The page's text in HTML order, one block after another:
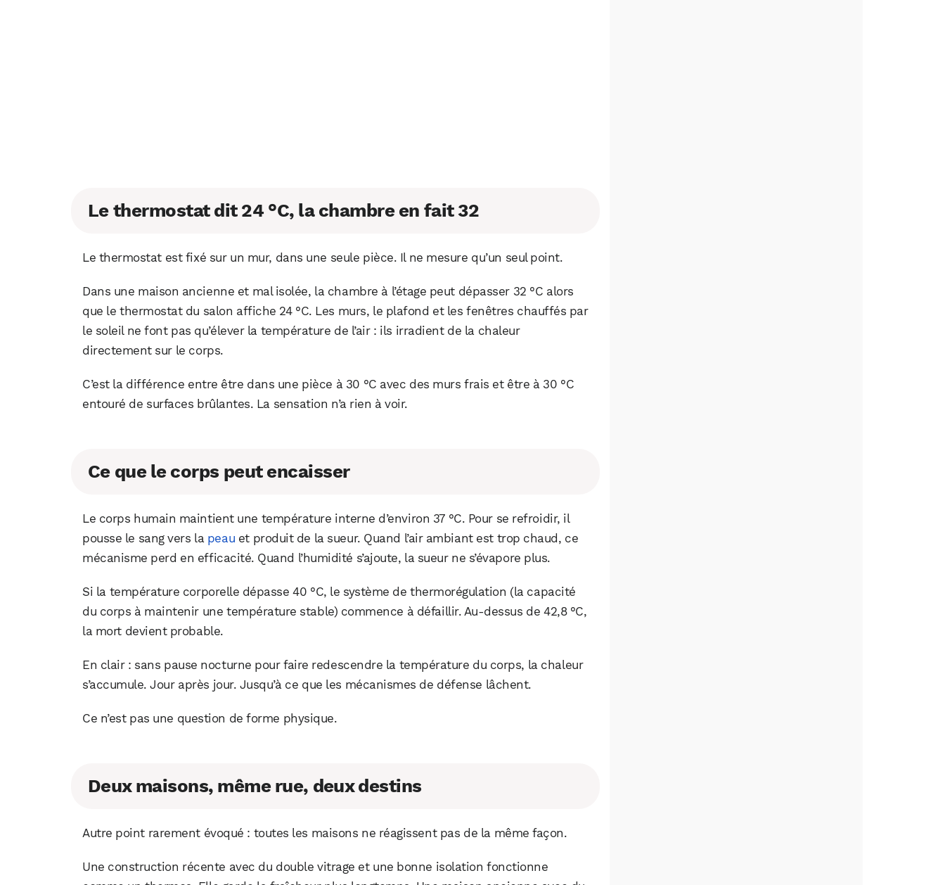
Le thermostat dit 24 °C, la chambre en fait 32
Le thermostat est fixé sur un mur, dans une seule pièce. Il ne mesure qu’un seul point.
Dans une maison ancienne et mal isolée, la chambre à l’étage peut dépasser 32 °C alors
que le thermostat du salon affiche 24 °C. Les murs, le plafond et les fenêtres chauffés par
le soleil ne font pas qu’élever la température de l’air : ils irradient de la chaleur
directement sur le corps.
C’est la différence entre être dans une pièce à 30 °C avec des murs frais et être à 30 °C
entouré de surfaces brûlantes. La sensation n’a rien à voir.
Ce que le corps peut encaisser
Le corps humain maintient une température interne d’environ 37 °C. Pour se refroidir, il
pousse le sang vers la peau et produit de la sueur. Quand l’air ambiant est trop chaud, ce
mécanisme perd en efficacité. Quand l’humidité s’ajoute, la sueur ne s’évapore plus.
Si la température corporelle dépasse 40 °C, le système de thermorégulation (la capacité
du corps à maintenir une température stable) commence à défaillir. Au-dessus de 42,8 °C,
la mort devient probable.
En clair : sans pause nocturne pour faire redescendre la température du corps, la chaleur
s’accumule. Jour après jour. Jusqu’à ce que les mécanismes de défense lâchent.
Ce n’est pas une question de forme physique.
Deux maisons, même rue, deux destins
Autre point rarement évoqué : toutes les maisons ne réagissent pas de la même façon.
Une construction récente avec du double vitrage et une bonne isolation fonctionne